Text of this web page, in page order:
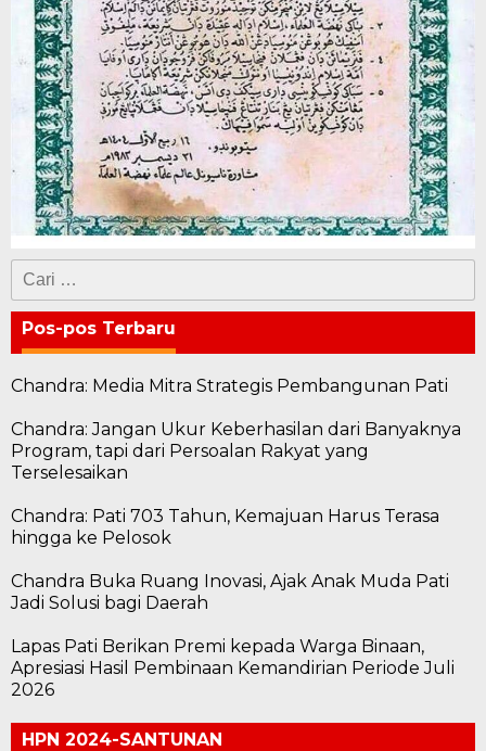
Cari
untuk:
Pos-pos Terbaru
Chandra: Media Mitra Strategis Pembangunan Pati
Chandra: Jangan Ukur Keberhasilan dari Banyaknya
Program, tapi dari Persoalan Rakyat yang
Terselesaikan
Chandra: Pati 703 Tahun, Kemajuan Harus Terasa
hingga ke Pelosok
Chandra Buka Ruang Inovasi, Ajak Anak Muda Pati
Jadi Solusi bagi Daerah
Lapas Pati Berikan Premi kepada Warga Binaan,
Apresiasi Hasil Pembinaan Kemandirian Periode Juli
2026
HPN 2024-SANTUNAN